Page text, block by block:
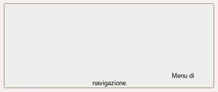
Menu di
navigazione